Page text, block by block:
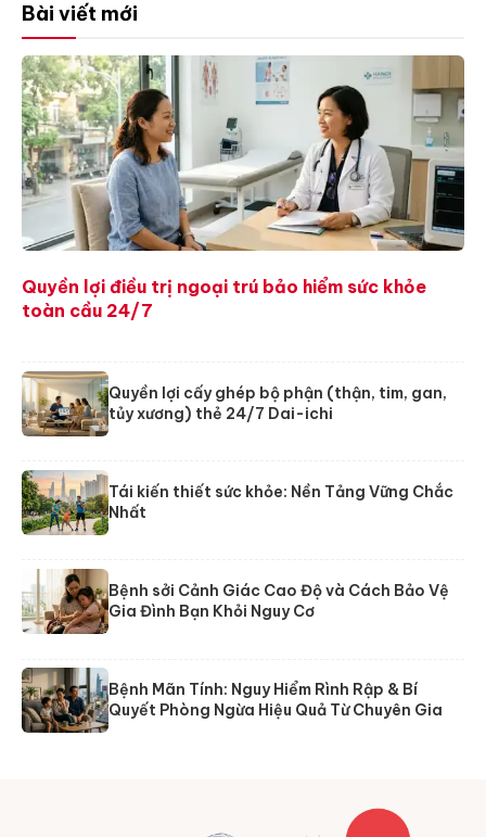
Bài viết mới
Quyền lợi điều trị ngoại trú bảo hiểm sức khỏe
toàn cầu 24/7
Quyền lợi cấy ghép bộ phận (thận, tim, gan,
tủy xương) thẻ 24/7 Dai-ichi
Tái kiến thiết sức khỏe: Nền Tảng Vững Chắc
Nhất
Bệnh sởi Cảnh Giác Cao Độ và Cách Bảo Vệ
Gia Đình Bạn Khỏi Nguy Cơ
Bệnh Mãn Tính: Nguy Hiểm Rình Rập & Bí
Quyết Phòng Ngừa Hiệu Quả Từ Chuyên Gia